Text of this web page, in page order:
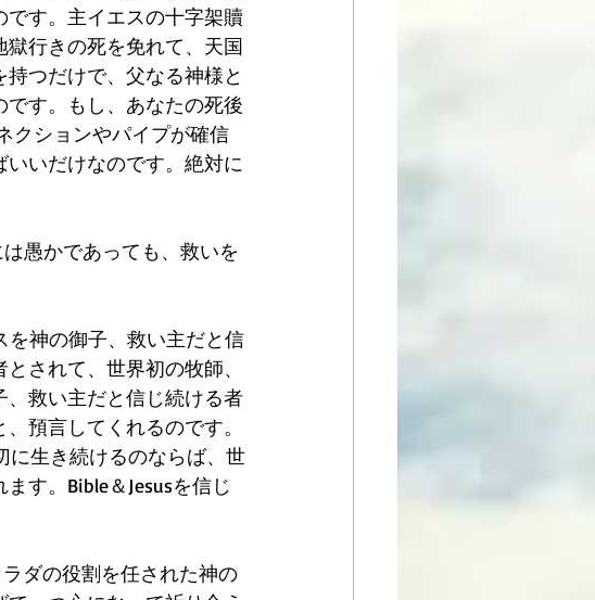
す。主イエスの十字架贖
行きの死を免れて、天国
つだけで、父なる神様と
す。もし、あなたの死後
クションやパイプが確信
いだけなのです。絶対に
愚かであっても、救いを
を神の御子、救い主だと信
されて、世界初の牧師、
救い主だと信じ続ける者
預言してくれるのです。
に生き続けるのならば、世
す。Bible＆Jesusを信じ
ダの役割を任された神の